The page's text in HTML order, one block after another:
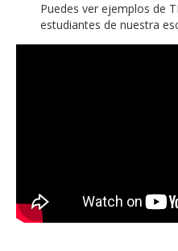
Puedes ver ejemplos de
estudiantes de nuestra